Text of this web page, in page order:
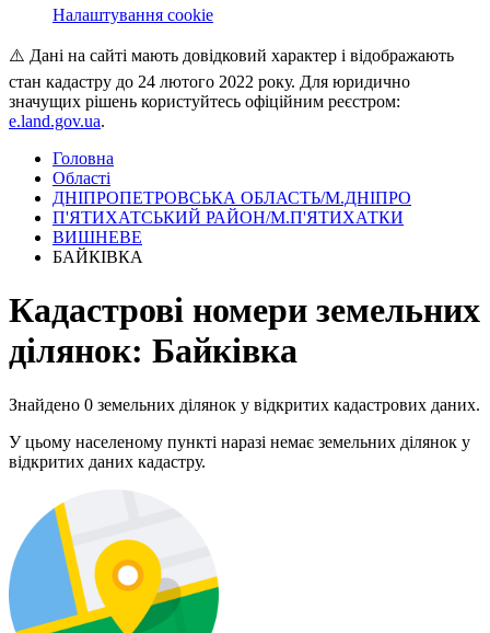
Налаштування cookie
⚠️ Дані на сайті мають довідковий характер і відображають
стан кадастру до 24 лютого 2022 року. Для юридично
значущих рішень користуйтесь офіційним реєстром:
e.land.gov.ua.
Головна
Області
ДНІПРОПЕТРОВСЬКА ОБЛАСТЬ/М.ДНІПРО
П'ЯТИХАТСЬКИЙ РАЙОН/М.П'ЯТИХАТКИ
ВИШНЕВЕ
БАЙКІВКА
Кадастрові номери земельних
ділянок: Байківка
Знайдено 0 земельних ділянок у відкритих кадастрових даних.
У цьому населеному пункті наразі немає земельних ділянок у
відкритих даних кадастру.